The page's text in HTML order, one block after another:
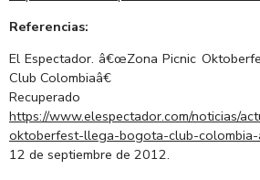
Referencias:
El Espectador. â€œZona Picnic
Club Colombiaâ€
https://www.elespectador.com/noticias/
oktoberfest-llega-bogota-club-
12 de septiembre de 2012.